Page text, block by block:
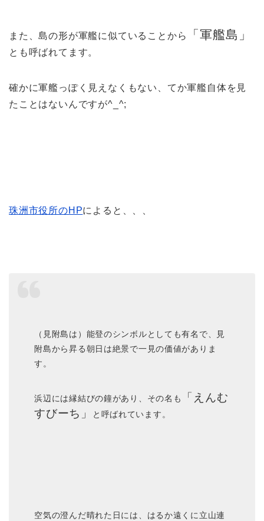
また、島の形が軍艦に似ていることから 「軍艦島」
とも呼ばれてます。
確かに軍艦っぽく見えなくもない、てか軍艦自体を見
たことはないんですが^_^;
珠洲市役所のHPによると、、、
（見附島は）能登のシンボルとしても有名で、見
附島から昇る朝日は絶景で一見の価値がありま
す。
浜辺には縁結びの鐘があり、その名も
「えんむ
すびーち」
と呼ばれています。
空気の澄んだ晴れた日には、はるか遠くに立山連